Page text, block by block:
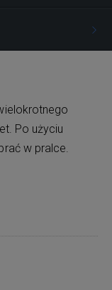
Po użyciu
w pralce.